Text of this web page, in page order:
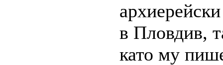
в Пловдив,
като му